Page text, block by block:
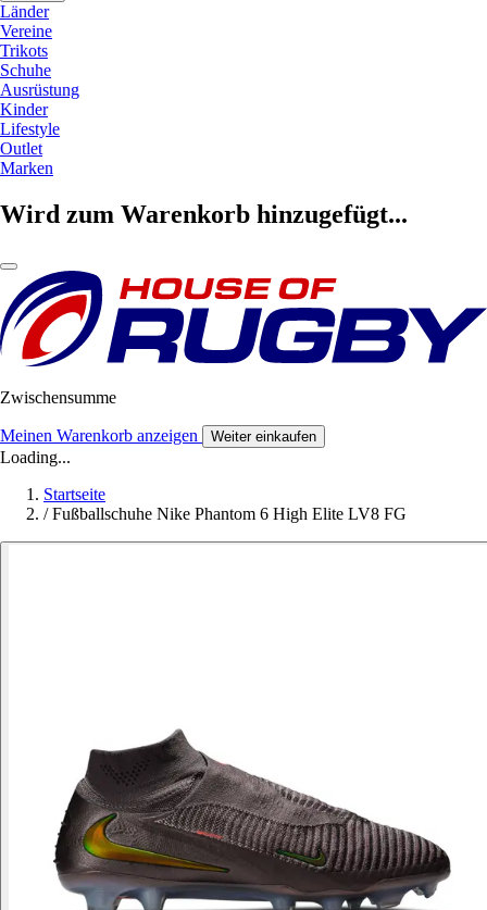
Länder
Vereine
Trikots
Schuhe
Ausrüstung
Kinder
Lifestyle
Outlet
Marken
Wird zum Warenkorb hinzugefügt...
Zwischensumme
Meinen Warenkorb anzeigen Weiter einkaufen
Loading...
Startseite
/ Fußballschuhe Nike Phantom 6 High Elite LV8 FG